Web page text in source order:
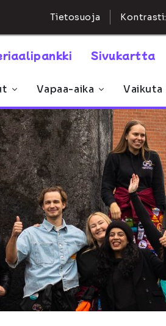
Tietosuoja Kontrasti:
Sivukartta
Vapaa-aika Vaikuta